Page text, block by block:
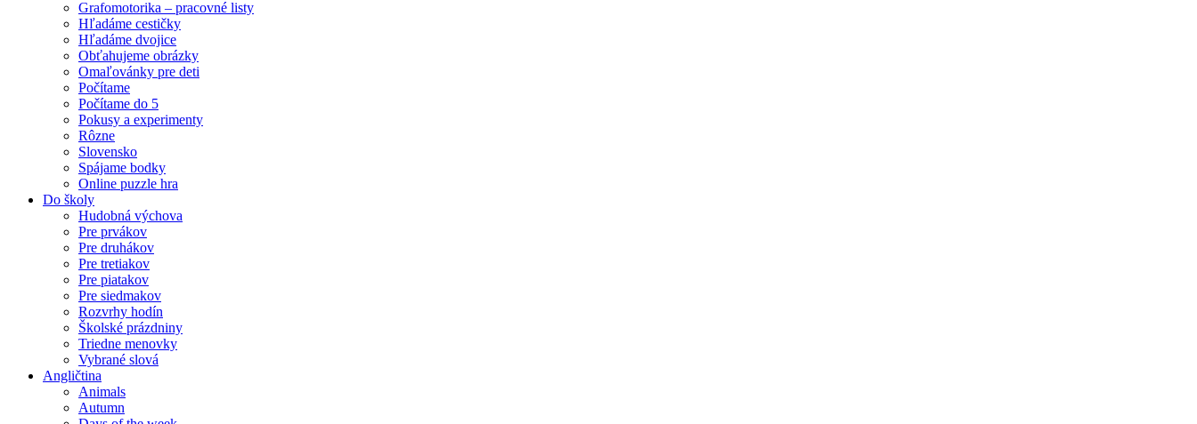
Grafomotorika – pracovné listy
Hľadáme cestičky
Hľadáme dvojice
Obťahujeme obrázky
Omaľovánky pre deti
Počítame
Počítame do 5
Pokusy a experimenty
Rôzne
Slovensko
Spájame bodky
Online puzzle hra
Do školy
Hudobná výchova
Pre prvákov
Pre druhákov
Pre tretiakov
Pre piatakov
Pre siedmakov
Rozvrhy hodín
Školské prázdniny
Triedne menovky
Vybrané slová
Angličtina
Animals
Autumn